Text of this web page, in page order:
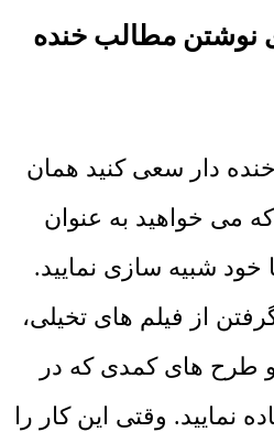
نوشتن مطالب خنده
دار سعی کنید همان
می خواهید به عنوان
خود شبیه سازی نمایید.
از فیلم های تخیلی،
طرح های کمدی که در
نمایید. وقتی این کار را